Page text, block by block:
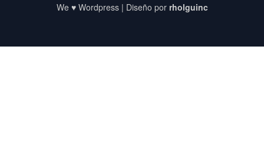
We ♥ Wordpress | Diseño por rholguinc